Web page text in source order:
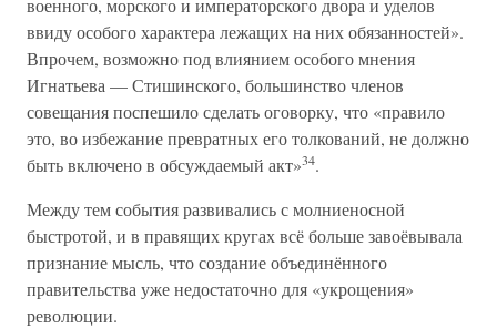
военного, морского и императорского двора и уделов
ввиду особого характера лежащих на них обязанностей».
Впрочем, возможно под влиянием особого мнения
Игнатьева — Стишинского, большинство членов
совещания поспешило сделать оговорку, что «правило
это, во избежание превратных его толкований, не должно
быть включено в обсуждаемый акт»34.
Между тем события развивались с молниеносной
быстротой, и в правящих кругах всё больше завоёвывала
признание мысль, что создание объединённого
правительства уже недостаточно для «укрощения»
революции.